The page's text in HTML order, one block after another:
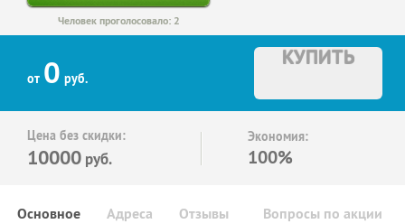
Человек проголосовало: 2
от 0 руб.
КУПИТЬ
Цена без скидки:
10000 руб.
Экономия:
100%
Основное Отзывы Вопросы по акции
Адреса